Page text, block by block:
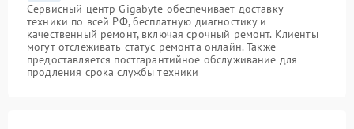
Сервисный центр Gigabyte обеспечивает доставку
техники по всей РФ, бесплатную диагностику и
качественный ремонт, включая срочный ремонт. Клиенты
могут отслеживать статус ремонта онлайн. Также
предоставляется постгарантийное обслуживание для
продления срока службы техники